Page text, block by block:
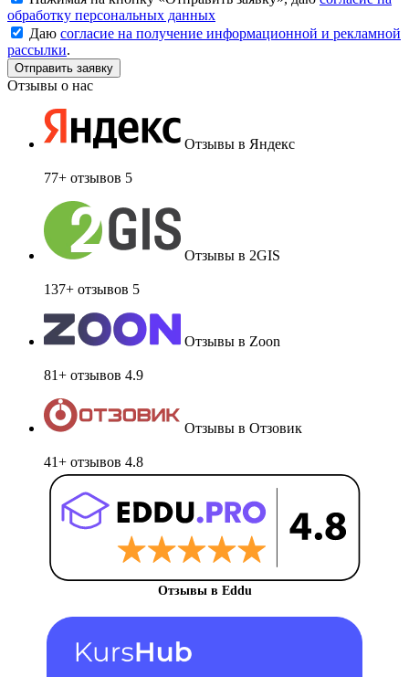
обработку персональных данных
Даю согласие на получение информационной и рекламной
рассылки.
Отзывы о нас
Отзывы в Яндекс
77+ отзывов 5
Отзывы в 2GIS
137+ отзывов 5
Отзывы в Zoon
81+ отзывов 4.9
Отзывы в Отзовик
41+ отзывов 4.8
Отзывы в Eddu